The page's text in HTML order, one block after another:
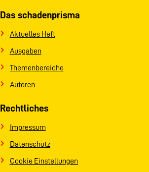
Das schadenprisma
Aktuelles Heft
Ausgaben
Themenbereiche
Autoren
Rechtliches
Impressum
Datenschutz
Cookie Einstellungen